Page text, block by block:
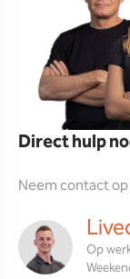
Direct hulp
Neem contact
Op